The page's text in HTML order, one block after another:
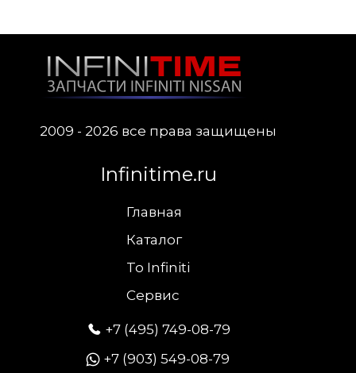
2009 - 2026 все права защищены
Infinitime.ru
Главная
Каталог
To Infiniti
Сервис
+7 (495) 749-08-79
+7 (903) 549-08-79